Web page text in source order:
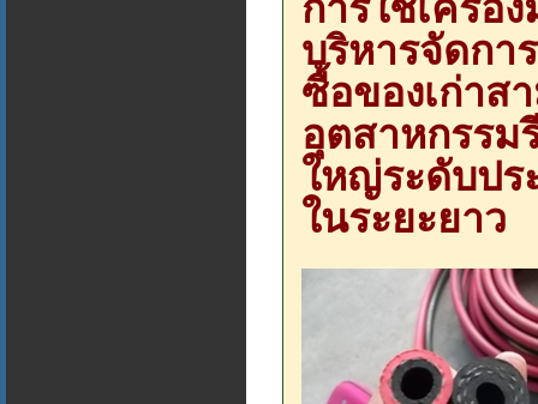
บริหารจัดกา
ซื้อของเก่าส
อุตสาหกรรม
ใหญ่ระดับปร
ในระยะยาว